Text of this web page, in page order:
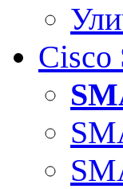
Cisco